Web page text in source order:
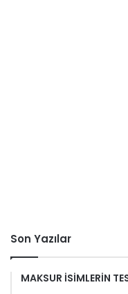
Son Yazılar
MAKSUR İSİMLERİN